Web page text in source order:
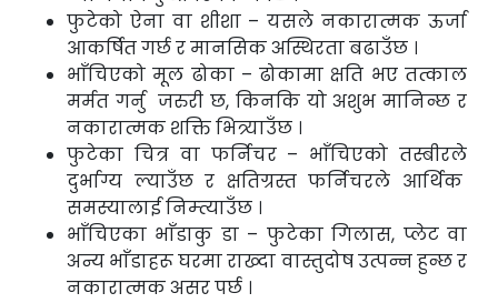
फुटेको ऐना वा शीशा – यसले नकारात्मक ऊर्जा
आकर्षित गर्छ र मानसिक अस्थिरता बढाउँछ ।
भाँचिएको मूल ढोका – ढोकामा क्षति भए तत्काल
मर्मत गर्नु जरुरी छ, किनकि यो अशुभ मानिन्छ र
नकारात्मक शक्ति भित्र्याउँछ ।
फुटेका चित्र वा फर्निचर – भाँचिएको तस्बीरले
दुर्भाग्य ल्याउँछ र क्षतिग्रस्त फर्निचरले आर्थिक
समस्यालाई निम्त्याउँछ ।
भाँचिएका भाँडाकु डा – फुटेका गिलास, प्लेट वा
अन्य भाँडाहरू घरमा राख्दा वास्तुदोष उत्पन्न हुन्छ र
नकारात्मक असर पर्छ ।